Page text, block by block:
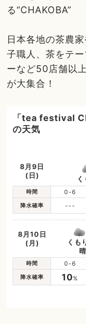
る“CHAKOBA”
日本各地の茶農
子職人、茶をテ
ーなど50店舗以
が大集合！
「tea festival
の天気
8月9日
(日)
く
時間 0-6
降水確率 ---
8月10日
(月)
くも
時間 0-6
降水確率 10%